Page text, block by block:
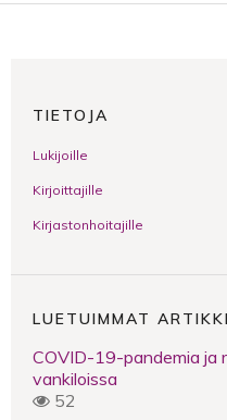
TIETOJA
Lukijoille
Kirjoittajille
Kirjastonhoitajille
LUETUIMMAT
COVID-19-pandemia ja
vankiloissa
52